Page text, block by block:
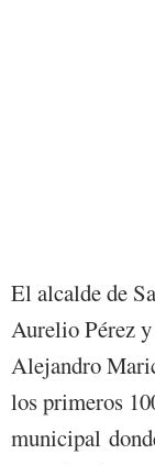
El alcalde de
Aurelio Pérez
Alejandro
los primeros
municipal